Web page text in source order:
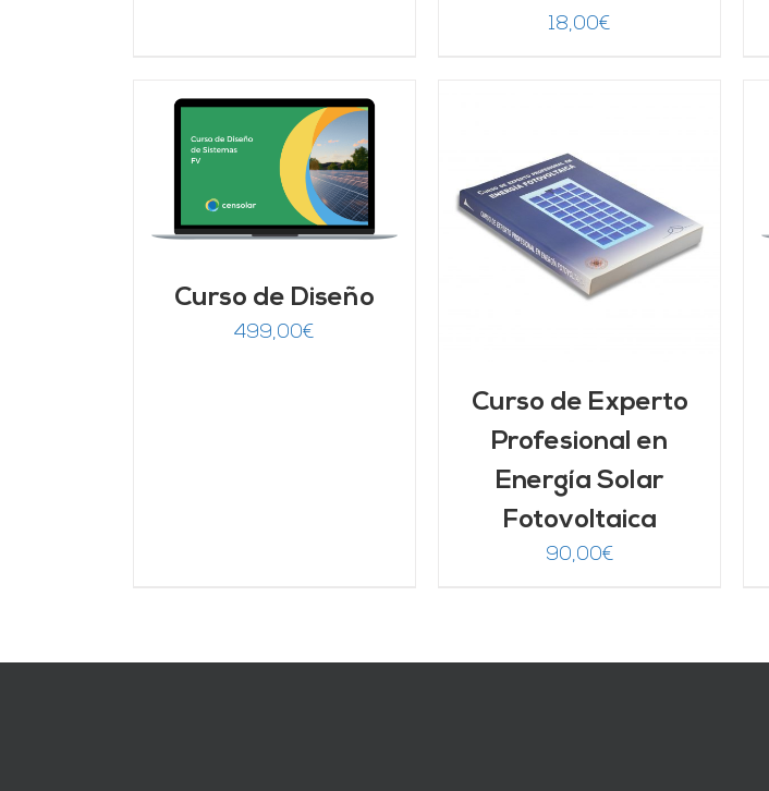
18,00€
Curso de Diseño
499,00€
AÑADIR AL CARRITO
DETALLES
Curso de Experto
Profesional en
Energía Solar
Fotovoltaica
90,00€
AÑADIR AL CARRITO
DETALLES